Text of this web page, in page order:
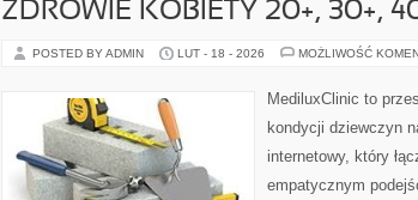
ZDROWIE KOBIETY 20+, 30+,
POSTED BY ADMIN LUT - 18 - 2026 MOŻLIWOŚĆ
MediluxClinic to
kondycji dziewczyn
internetowy, który
empatycznym